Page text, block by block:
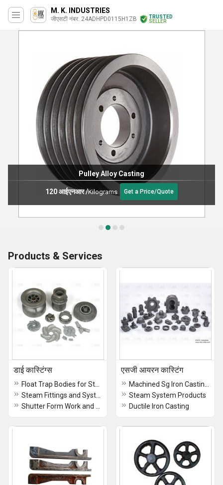
M. K. INDUSTRIES
जीएसटी नंबर. 24ADHPD0115H1ZB
TRUSTED
SELLER
Pulley Alloy Casting
120 आईएनआर/Kilograms Get a Price/Quote
Products & Services
डाई कास्टिंग्स एसजी आयरन कास्टिंग
Steam System Products
Ductile Iron Casting